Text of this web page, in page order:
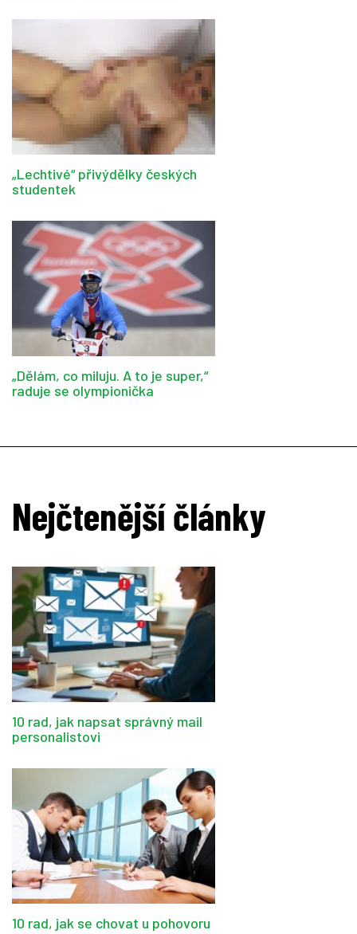
„Lechtivé“ přivýdělky českých
studentek
„Dělám, co miluju. A to je super,“
raduje se olympionička
Nejčtenější články
10 rad, jak napsat správný mail
personalistovi
10 rad, jak se chovat u pohovoru